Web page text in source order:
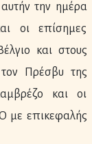
αυτήν την ημέρα
οι επίσημες
και στους
Πρέσβυ της
και οι
με επικεφαλής